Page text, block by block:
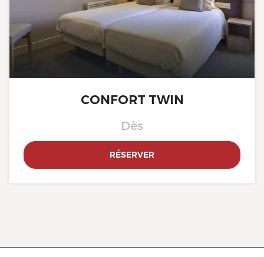
CONFORT TWIN
Dès
RÉSERVER
The Originals City, Limoges
Sud-Feytiat